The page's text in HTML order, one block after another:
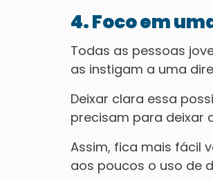
4. Foco em
Todas as pessoas
as instigam a uma
Deixar clara essa
precisam para deixar
Assim, fica mais fácil
aos poucos o uso de